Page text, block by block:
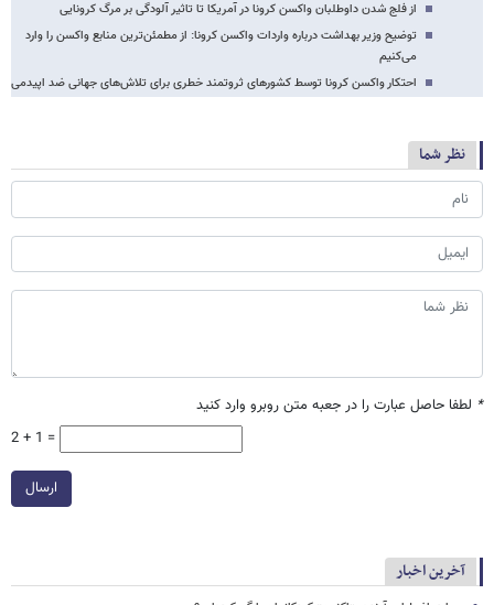
از فلج شدن داوطلبان واکسن کرونا در آمریکا تا تاثیر آلودگی بر مرگ کرونایی
توضیح وزیر بهداشت درباره واردات واکسن کرونا: از مطمئن‌ترین منابع واکسن را وارد
می‌کنیم
احتکار واکسن کرونا توسط کشورهای ثروتمند خطری برای تلاش‌های جهانی ضد اپیدمی
نظر شما
* لطفا حاصل عبارت را در جعبه متن روبرو وارد کنید
2 + 1 =
ارسال
آخرین اخبار